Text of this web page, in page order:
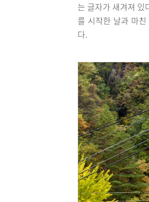
는 글자가 새겨져
를 시작한 날과 마
다.